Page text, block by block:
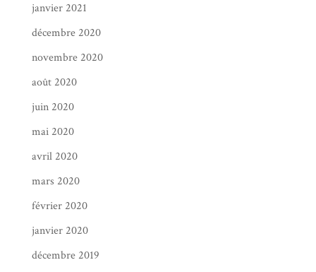
janvier 2021
décembre 2020
novembre 2020
août 2020
juin 2020
mai 2020
avril 2020
mars 2020
février 2020
janvier 2020
décembre 2019